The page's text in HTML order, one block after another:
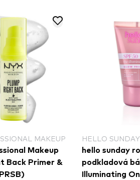
HELLO SUNDAY
hello sunday rozjasňujúca
podkladová báza - The
Illuminating One